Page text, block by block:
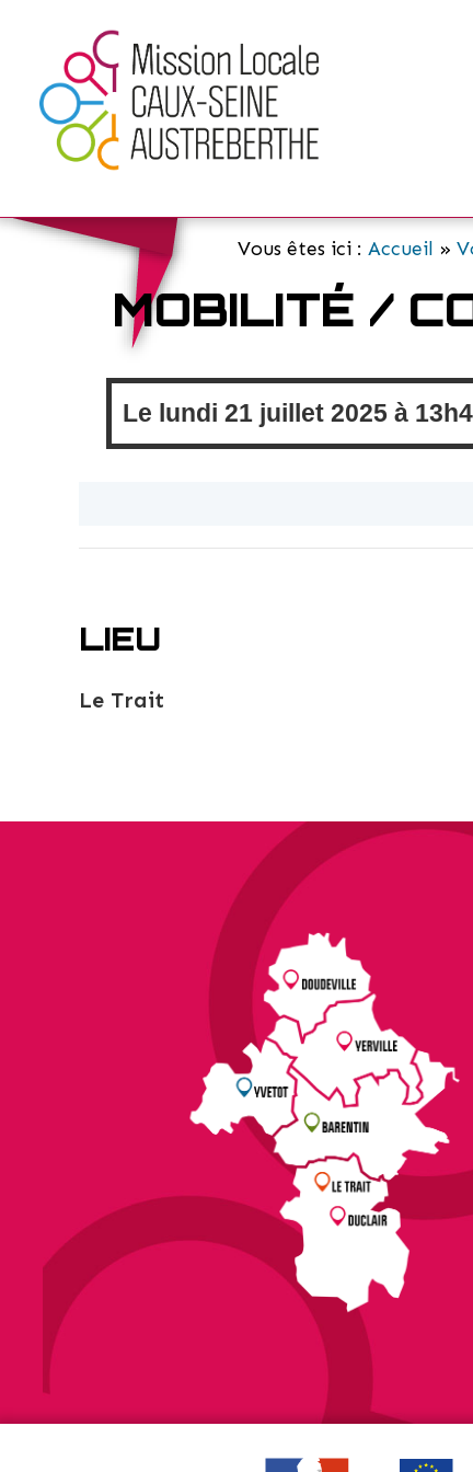
Vous êtes ici : Accueil »
MOBILITÉ /
Le lundi 21 juillet 2025 à
LIEU
Le Trait